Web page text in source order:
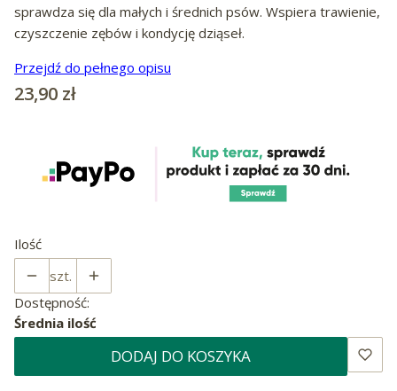
sprawdza się dla małych i średnich psów. Wspiera trawienie,
czyszczenie zębów i kondycję dziąseł.
Przejdź do pełnego opisu
Cena
23,90 zł
Ilość
szt.
Dostępność:
Średnia ilość
DODAJ DO KOSZYKA